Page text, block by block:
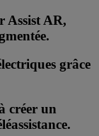
Assist AR,
grâce
créer un